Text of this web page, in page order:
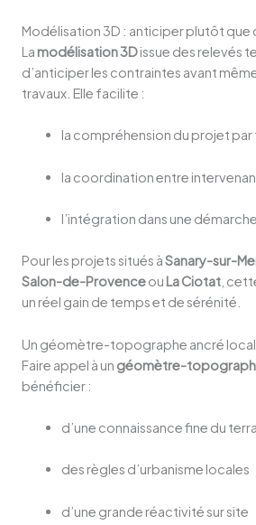
Modélisation 3D : anticiper plutôt que
La modélisation 3Dissue des relevés
d’anticiper les contraintes avant
travaux. Elle facilite :
la compréhension du projet par
la coordination entre
l’intégration dans une
Pour les projets situés àSanary-sur-
Salon-de-Provenceou La Ciotat ,
un réel gain de temps et de sérénité.
Un géomètre-topographe ancré
Faire appel à un géomètre-
bénéficier :
d’une connaissance fine du
des règles d’urbanisme locales
d’une grande réactivité sur site